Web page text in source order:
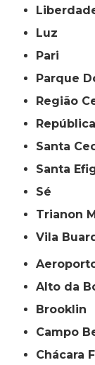
Luz
Pari
Parque
Região
República
Santa
Santa
Sé
Trianon
Vila
Alto da
Brooklin
Campo
Chácara